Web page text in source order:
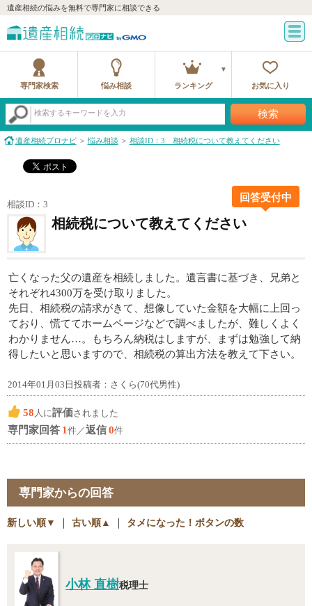
遺産相続の悩みを無料で専門家に相談できる
専門家検索 悩み相談 ランキング お気に入り
検索するキーワードを入力 検索
遺産相続プロナビ 悩み相談 相談ID：3 相続税について教えてください
相談ID：3
回答受付中
相続税について教えてください
亡くなった父の遺産を相続しました。遺言書に基づき、兄弟と
それぞれ4300万を受け取りました。
先日、相続税の請求がきて、想像していた金額を大幅に上回っ
ており、慌ててホームページなどで調べましたが、難しくよく
わかりません…。もちろん納税はしますが、まずは勉強して納
得したいと思いますので、相続税の算出方法を教えて下さい。
2014年01月03日投稿者：さくら(70代男性)
58 人に評価されました
専門家回答 1件／返信0件
専門家からの回答
新しい順▼ ｜ 古い順▲ ｜ タメになった！ボタンの数
小林 直樹税理士